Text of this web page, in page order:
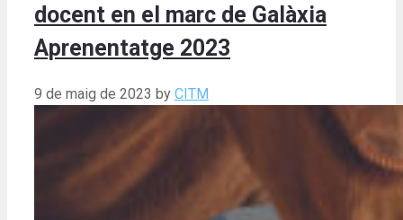
docent en el marc de Galàxia
Aprenentatge 2023
9 de maig de 2023 by CITM